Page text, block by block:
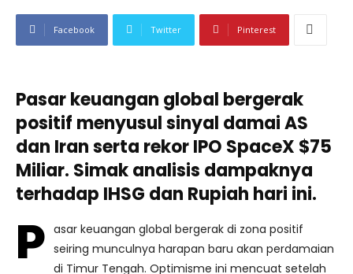
Facebook Twitter Pinterest
Pasar keuangan global bergerak
positif menyusul sinyal damai AS
dan Iran serta rekor IPO SpaceX $75
Miliar. Simak analisis dampaknya
terhadap IHSG dan Rupiah hari ini.
P asar keuangan global bergerak di zona positif
seiring munculnya harapan baru akan perdamaian
di Timur Tengah. Optimisme ini mencuat setelah